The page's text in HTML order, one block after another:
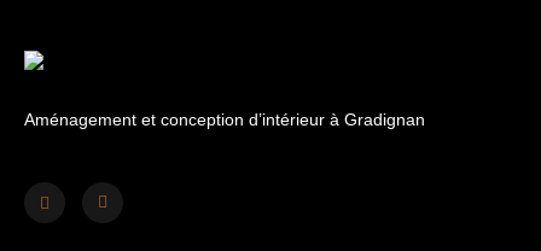
Aménagement et conception d’intérieur à Gradignan